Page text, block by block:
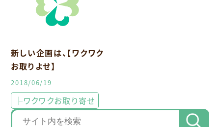
新しい企画は、【ワクワク
お取りよせ】
2018/06/19
├ワクワクお取り寄せ